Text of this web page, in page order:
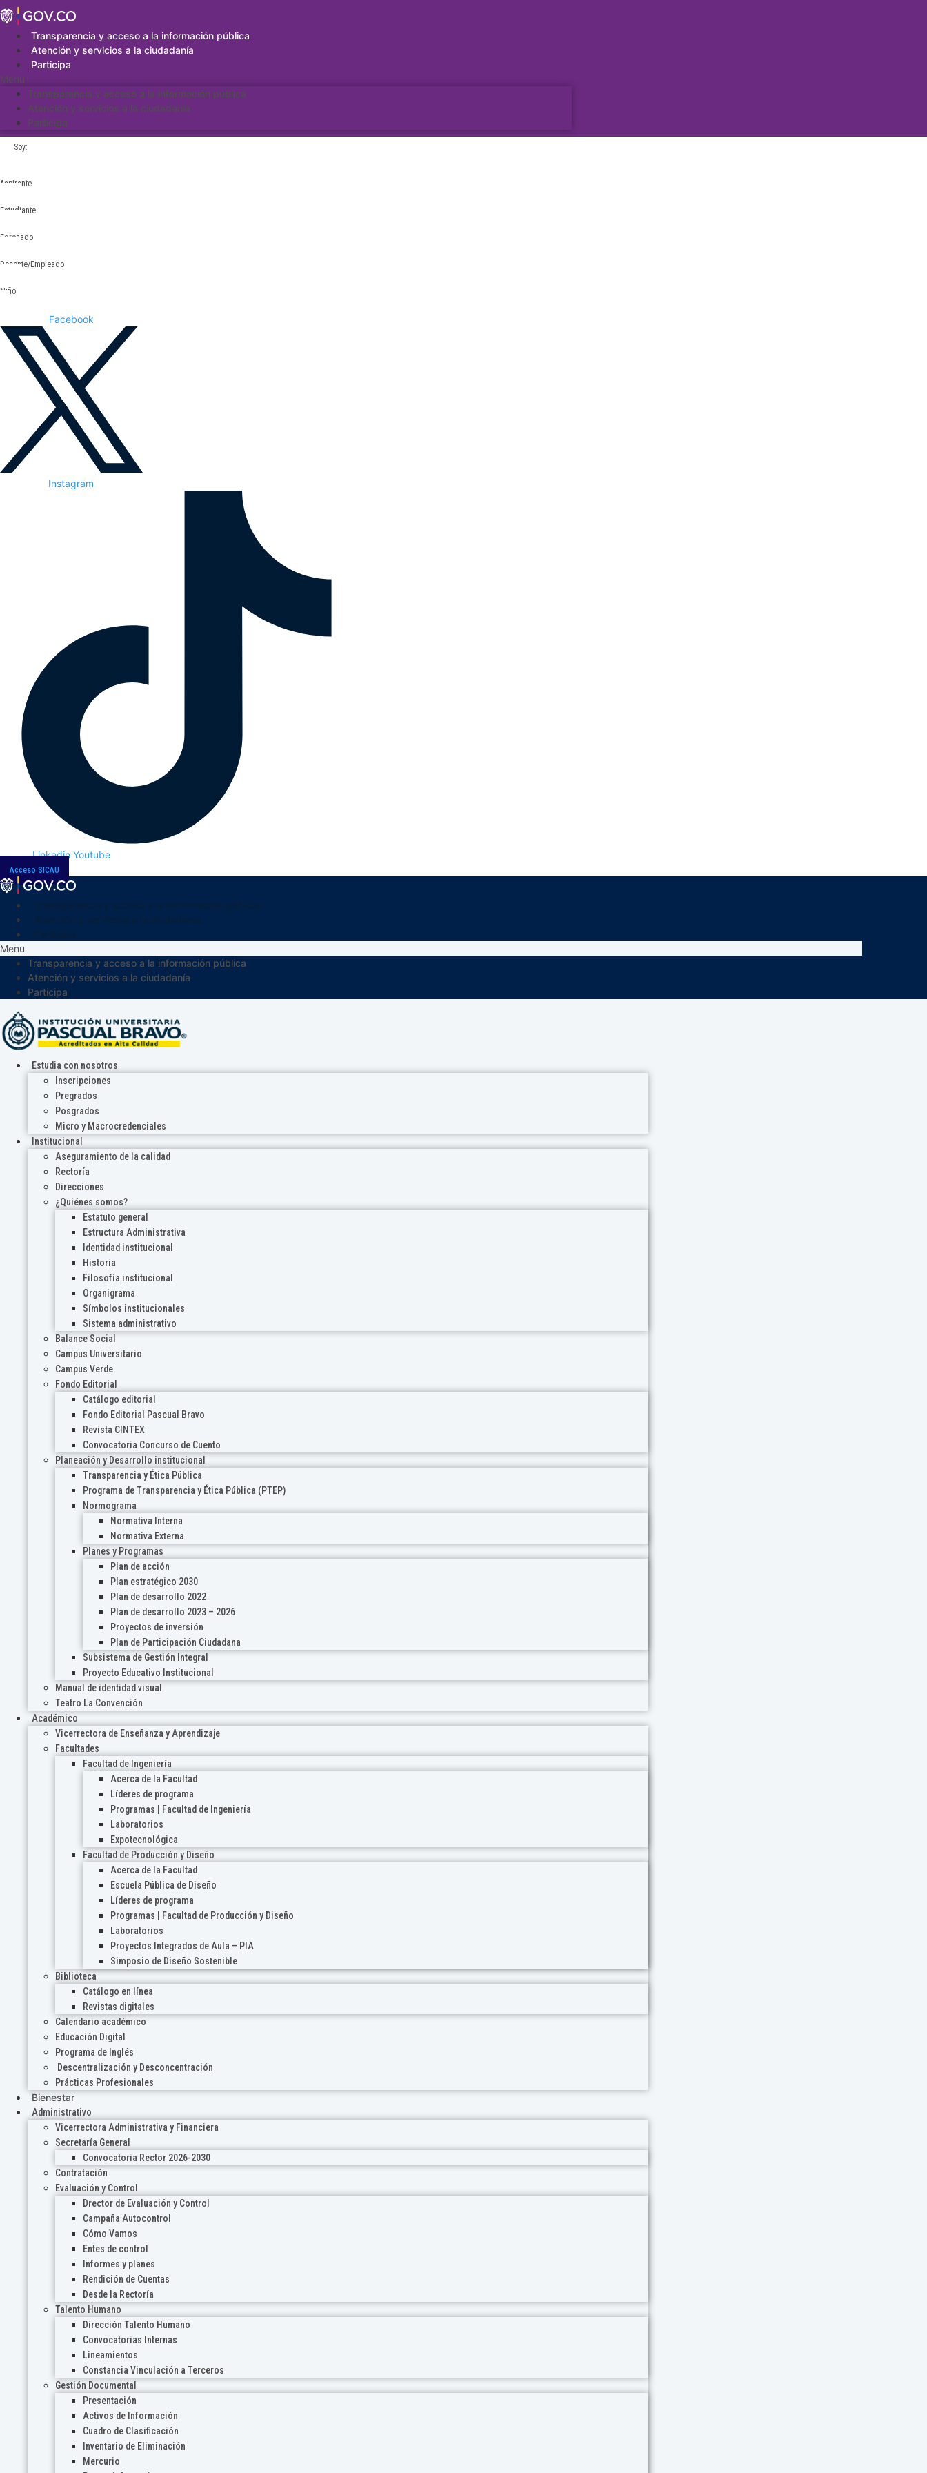
Saltar
al
contenidoTransparencia y acceso a la información pública
Atención y servicios a la ciudadanía
Participa
Menu
Transparencia y acceso a la información pública
Atención y servicios a la ciudadanía
Participa
Soy:
Aspirante
Estudiante
Egresado
Docente/Empleado
Niño
Facebook
Instagram
Linkedin Youtube
Acceso SICAU
Menu
Transparencia y acceso a la información pública
Atención y servicios a la ciudadanía
Participa
Estudia con nosotros
Inscripciones
Pregrados
Posgrados
Micro y Macrocredenciales
Institucional
Aseguramiento de la calidad
Rectoría
Direcciones
¿Quiénes somos?
Estatuto general
Estructura Administrativa
Identidad institucional
Historia
Filosofía institucional
Organigrama
Símbolos institucionales
Sistema administrativo
Balance Social
Campus Universitario
Campus Verde
Fondo Editorial
Catálogo editorial
Fondo Editorial Pascual Bravo
Revista CINTEX
Convocatoria Concurso de Cuento
Planeación y Desarrollo institucional
Transparencia y Ética Pública
Programa de Transparencia y Ética Pública (PTEP)
Normograma
Normativa Interna
Normativa Externa
Planes y Programas
Plan de acción
Plan estratégico 2030
Plan de desarrollo 2022
Plan de desarrollo 2023 – 2026
Proyectos de inversión
Plan de Participación Ciudadana
Subsistema de Gestión Integral
Proyecto Educativo Institucional
Manual de identidad visual
Teatro La Convención
Académico
Vicerrectora de Enseñanza y Aprendizaje
Facultades
Facultad de Ingeniería
Acerca de la Facultad
Líderes de programa
Programas | Facultad de Ingeniería
Laboratorios
Expotecnológica
Facultad de Producción y Diseño
Acerca de la Facultad
Escuela Pública de Diseño
Líderes de programa
Programas | Facultad de Producción y Diseño
Laboratorios
Proyectos Integrados de Aula – PIA
Simposio de Diseño Sostenible
Biblioteca
Catálogo en línea
Revistas digitales
Calendario académico
Educación Digital
Programa de Inglés
Descentralización y Desconcentración
Prácticas Profesionales
Bienestar
Administrativo
Vicerrectora Administrativa y Financiera
Secretaría General
Convocatoria Rector 2026-2030
Contratación
Evaluación y Control
Drector de Evaluación y Control
Campaña Autocontrol
Cómo Vamos
Entes de control
Informes y planes
Rendición de Cuentas
Desde la Rectoría
Talento Humano
Dirección Talento Humano
Convocatorias Internas
Lineamientos
Constancia Vinculación a Terceros
Gestión Documental
Presentación
Activos de Información
Cuadro de Clasificación
Inventario de Eliminación
Mercurio